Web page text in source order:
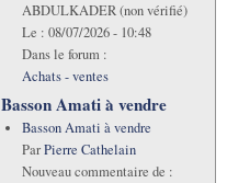
ABDULKADER (non vérifié)
Le : 08/07/2026 - 10:48
Dans le forum :
Achats - ventes
Basson Amati à vendre
Basson Amati à vendre
ParPierre Cathelain
Nouveau commentaire de :